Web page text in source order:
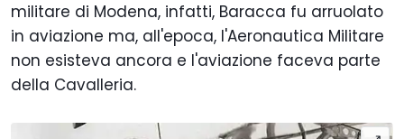
militare di Modena, infatti, Baracca fu arruolato
in aviazione ma, all'epoca, l'Aeronautica Militare
non esisteva ancora e l'aviazione faceva parte
della Cavalleria.